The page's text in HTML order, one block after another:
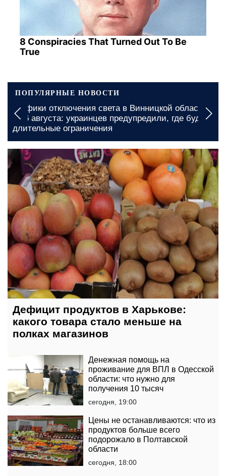
8 Conspiracies That Turned Out To Be
True
ПОПУЛЯРНЫЕ НОВОСТИ
Графики отключения света в Винницкой области
на 6 августа: украинцев предупредили, где будут
длительные ограничения
сегодня, 20:00
Дефицит продуктов в Харькове:
какого товара стало меньше на
полках магазинов
Денежная помощь на
проживание для ВПЛ в Одесской
области: что нужно для
получения 10 тысяч
сегодня, 19:00
Цены не останавливаются: что из
продуктов больше всего
подорожало в Полтавской
области
сегодня, 18:00